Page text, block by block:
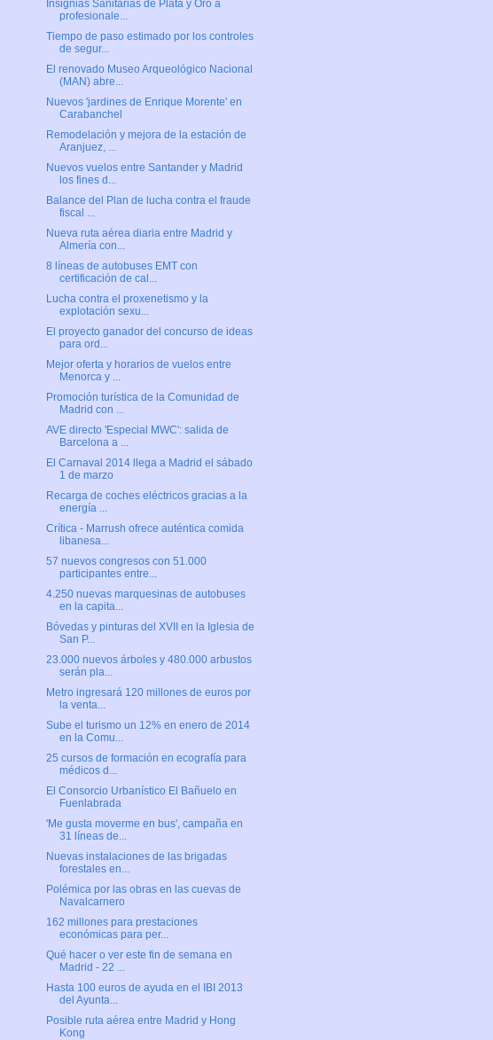
Insignias Sanitarias de Plata y Oro a
profesionale...
Tiempo de paso estimado por los controles
de segur...
El renovado Museo Arqueológico Nacional
(MAN) abre...
Nuevos 'jardines de Enrique Morente' en
Carabanchel
Remodelación y mejora de la estación de
Aranjuez, ...
Nuevos vuelos entre Santander y Madrid
los fines d...
Balance del Plan de lucha contra el fraude
fiscal ...
Nueva ruta aérea diaria entre Madrid y
Almería con...
8 líneas de autobuses EMT con
certificación de cal...
Lucha contra el proxenetismo y la
explotación sexu...
El proyecto ganador del concurso de ideas
para ord...
Mejor oferta y horarios de vuelos entre
Menorca y ...
Promoción turística de la Comunidad de
Madrid con ...
AVE directo 'Especial MWC': salida de
Barcelona a ...
El Carnaval 2014 llega a Madrid el sábado
1 de marzo
Recarga de coches eléctricos gracias a la
energía ...
Crítica - Marrush ofrece auténtica comida
libanesa...
57 nuevos congresos con 51.000
participantes entre...
4.250 nuevas marquesinas de autobuses
en la capita...
Bóvedas y pinturas del XVII en la Iglesia de
San P...
23.000 nuevos árboles y 480.000 arbustos
serán pla...
Metro ingresará 120 millones de euros por
la venta...
Sube el turismo un 12% en enero de 2014
en la Comu...
25 cursos de formación en ecografía para
médicos d...
El Consorcio Urbanístico El Bañuelo en
Fuenlabrada
'Me gusta moverme en bus', campaña en
31 líneas de...
Nuevas instalaciones de las brigadas
forestales en...
Polémica por las obras en las cuevas de
Navalcarnero
162 millones para prestaciones
económicas para per...
Qué hacer o ver este fin de semana en
Madrid - 22 ...
Hasta 100 euros de ayuda en el IBI 2013
del Ayunta...
Posible ruta aérea entre Madrid y Hong
Kong